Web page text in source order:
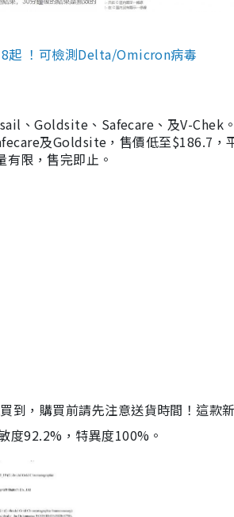
起 ！可檢測Delta/Omicron病毒
、Goldsite、Safecare、及V-Chek
及Goldsite，售價低至$186.7，
限，售完即止。
到，購買前請先注意送貨時間！這款
度92.2%，特異度100%。